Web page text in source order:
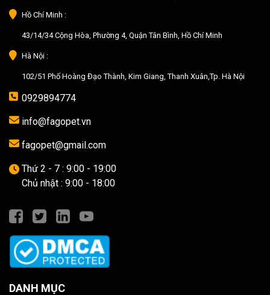
Hồ Chí Minh :
43/14/34 Cộng Hòa, Phường 4, Quận Tân Bình, Hồ Chí Minh
Hà Nội :
102/51 Phố Hoàng Đạo Thành, Kim Giang, Thanh Xuân,Tp. Hà Nội
0929894774
info@fagopet.vn
fagopet@gmail.com
Thứ 2 - 7 : 9:00 - 19:00
Chủ nhật : 9:00 - 18:00
DANH MỤC